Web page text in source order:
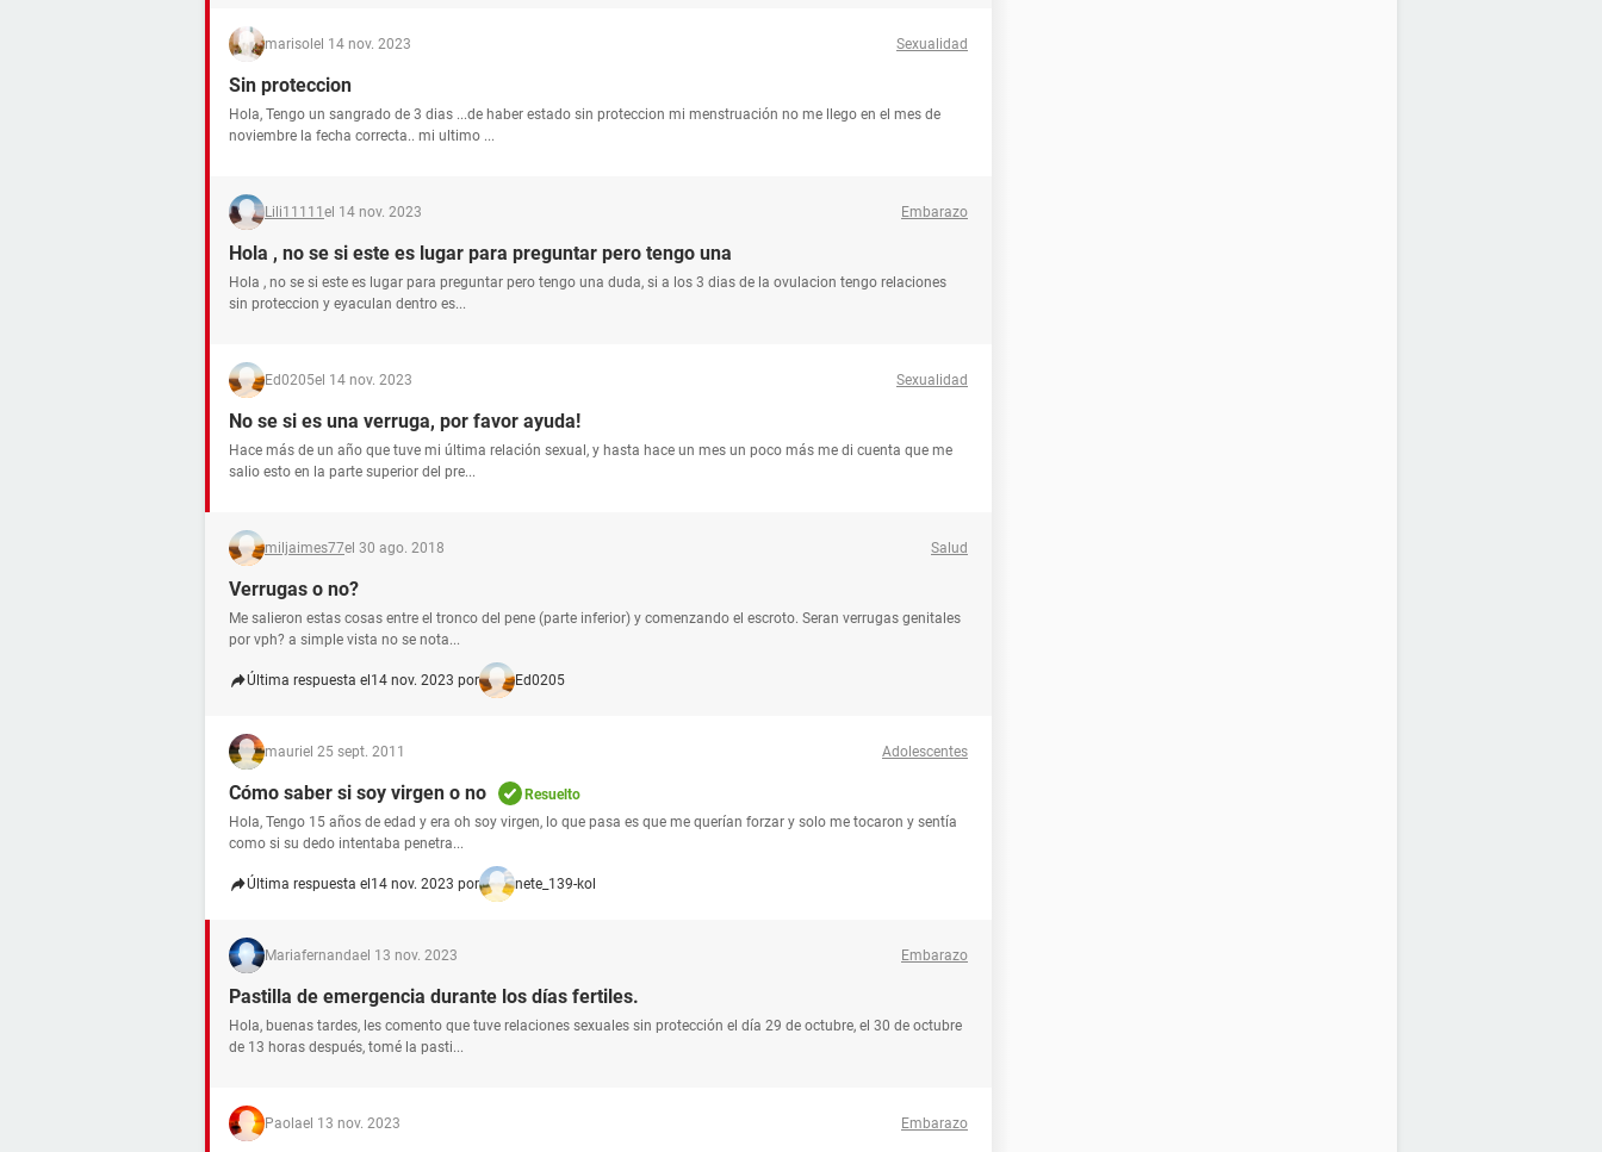
marisol el 14 nov. 2023 Sexualidad
Sin proteccion
Hola, Tengo un sangrado de 3 dias ...de haber estado sin proteccion mi menstruación no me llego en el mes de
noviembre la fecha correcta.. mi ultimo ...
Lili11111 el 14 nov. 2023 Embarazo
Hola , no se si este es lugar para preguntar pero tengo una
Hola , no se si este es lugar para preguntar pero tengo una duda, si a los 3 dias de la ovulacion tengo relaciones
sin proteccion y eyaculan dentro es...
Ed0205el 14 nov. 2023 Sexualidad
No se si es una verruga, por favor ayuda!
Hace más de un año que tuve mi última relación sexual, y hasta hace un mes un poco más me di cuenta que me
salio esto en la parte superior del pre...
miljaimes77el 30 ago. 2018 Salud
Verrugas o no?
Me salieron estas cosas entre el tronco del pene (parte inferior) y comenzando el escroto. Seran verrugas genitales
por vph? a simple vista no se nota...
Última respuesta el 14 nov. 2023 por Ed0205
mauriel 25 sept. 2011 Adolescentes
Cómo saber si soy virgen o no
Resuelto
Hola, Tengo 15 años de edad y era oh soy virgen, lo que pasa es que me querían forzar y solo me tocaron y sentía
como si su dedo intentaba penetra...
Última respuesta el 14 nov. 2023 por nete_139-kol
Mariafernandael 13 nov. 2023 Embarazo
Pastilla de emergencia durante los días fertiles.
Hola, buenas tardes, les comento que tuve relaciones sexuales sin protección el día 29 de octubre, el 30 de octubre
de 13 horas después, tomé la pasti...
Paolael 13 nov. 2023 Embarazo